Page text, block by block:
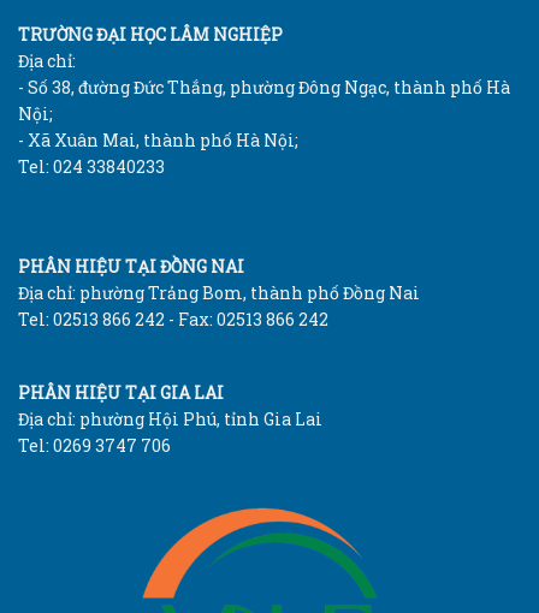
TRƯỜNG ĐẠI HỌC LÂM NGHIỆP
Địa chỉ:
- Số 38, đường Đức Thắng, phường Đông Ngạc, thành phố Hà
Nội;
- Xã Xuân Mai, thành phố Hà Nội;
Tel: 024 33840233
PHÂN HIỆU TẠI ĐỒNG NAI
Địa chỉ: phường Trảng Bom, thành phố Đồng Nai
Tel: 02513 866 242 - Fax: 02513 866 242
PHÂN HIỆU TẠI GIA LAI
Địa chỉ: phường Hội Phú, tỉnh Gia Lai
Tel: 0269 3747 706